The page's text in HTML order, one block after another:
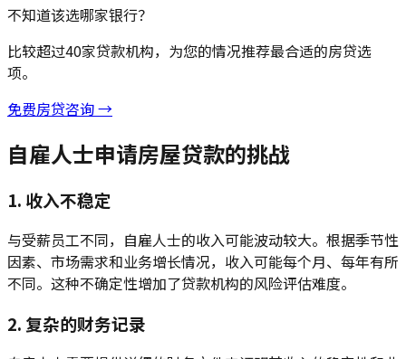
不知道该选哪家银行？
比较超过40家贷款机构，为您的情况推荐最合适的房贷选
项。
免费房贷咨询 →
自雇人士申请房屋贷款的挑战
1. 收入不稳定
与受薪员工不同，自雇人士的收入可能波动较大。根据季节性
因素、市场需求和业务增长情况，收入可能每个月、每年有所
不同。这种不确定性增加了贷款机构的风险评估难度。
2. 复杂的财务记录